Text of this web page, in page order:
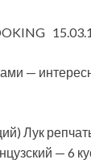
—
Лук
— 6